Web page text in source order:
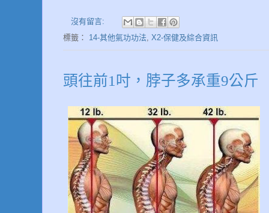
沒有留言:
標籤： 14-其他氣功功法 X2-保健及綜合資訊
頭往前1吋，脖子多承重9公斤